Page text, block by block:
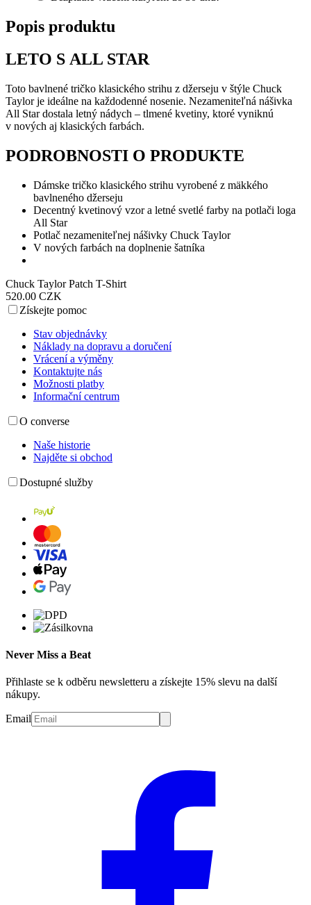
Popis produktu
LETO S ALL STAR
Toto bavlnené tričko klasického strihu z džerseju v štýle Chuck
Taylor je ideálne na každodenné nosenie. Nezameniteľná nášivka
All Star dostala letný nádych – tlmené kvetiny, ktoré vyniknú
v nových aj klasických farbách.
PODROBNOSTI O PRODUKTE
Dámske tričko klasického strihu vyrobené z mäkkého
bavlneného džerseju
Decentný kvetinový vzor a letné svetlé farby na potlači loga
All Star
Potlač nezameniteľnej nášivky Chuck Taylor
V nových farbách na doplnenie šatníka
Chuck Taylor Patch T-Shirt
520.00 CZK
Získejte pomoc
Stav objednávky
Náklady na dopravu a doručení
Vrácení a výměny
Kontaktujte nás
Možnosti platby
Informační centrum
O converse
Naše historie
Najděte si obchod
Dostupné služby
Never Miss a Beat
Přihlaste se k odběru newsletteru a získejte 15% slevu na další
nákupy.
Email